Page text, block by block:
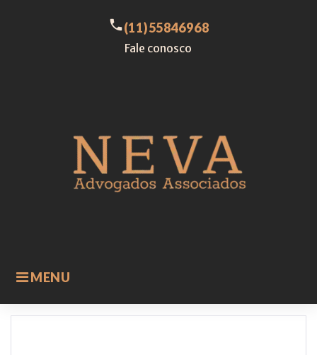
MENU
call(11)55846968
Fale conosco